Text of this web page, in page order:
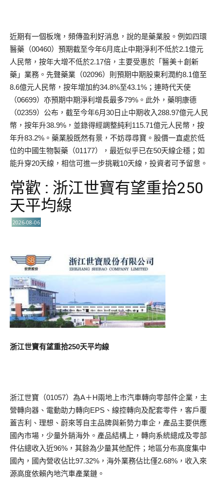
近期有一個板塊，頻傳盈利好消息，說的是藥業股。例如四環
醫藥（00460）預期截至今年6月底止中期淨利不低於2.1億元
人民幣，按年大增不低於2.17倍，主要受惠於「醫美＋創新
藥」業務。先聲藥業（02096）則預期中期股東利潤約8.1億至
8.6億元人民幣，按年增加約34.8%至43.1%；連時代天使
（06699）亦預期中期淨利增長最多79%。此外，藥明康德
（02359）公布，截至今年6月30日止中期收入288.97億元人民
幣，按年升38.9%，並錄得經調整純利115.71億元人民幣，按
年升83.2%。藥業股既然有景，不妨尋尋寶。股價一直處於低
位的中國生物製藥（01177），最近似乎已在50天線企穩；如
能升穿20天線，相信可進一步挑戰10天線，投資者可予留意。
常歡 : 浙江世寶有望重拾250
天平均線
2026-08-06
浙江世寶有望重拾250天平均線
浙江世寶（01057）為A＋H兩地上市汽車轉向零部件企業，主
營轉向器、電動助力轉向EPS、線控轉向及配套零件，客戶覆
蓋吉利、理想、蔚來等自主品牌與新勢力車企，產品主要供應
國內市場，少量外銷海外。產品結構上，轉向系統總成及零部
件佔總收入近96%，其餘為少量其他配件；地區分布高度集中
國內，國內營收佔比97.32%，海外業務佔比僅2.68%，收入來
源高度依賴內地汽車產業鏈。